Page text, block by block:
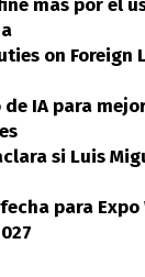
on Foreign
IA para
si Luis
para